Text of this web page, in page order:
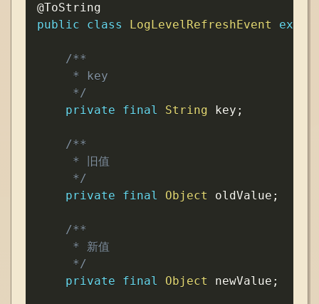
@ToString
public
class LogLevelRefreshEvent
/**
     * key
     */
private
final String key ;
/**
     * 旧值
     */
private
final Object oldValue ;
/**
     * 新值
     */
private
final Object newValue ;